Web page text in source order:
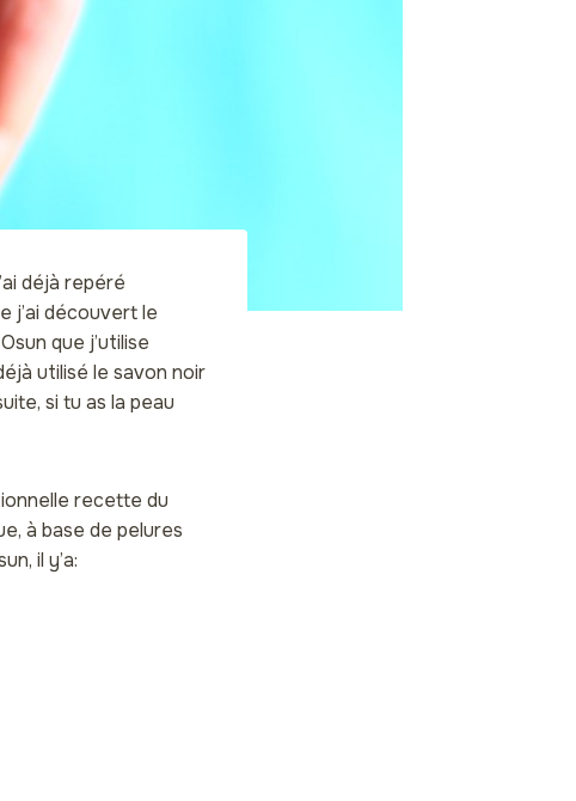
déjà repéré
j’ai découvert le
que j’utilise
utilisé le savon noir
si tu as la peau
recette du
à base de pelures
il y’a: